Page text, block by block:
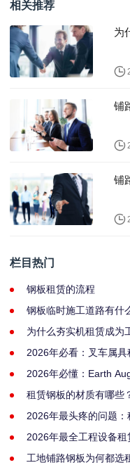
相关推荐
为
铺
铺
栏目热门
钢板租赁的流程
钢板临时施工道路有什
为什么夯实机租赁成为
2026年必看：叉车属
2026年必懂：Earth
租赁钢板的材质有哪些
2026年最头疼的问题
2026年最全工程设备
工地铺路钢板为何都选